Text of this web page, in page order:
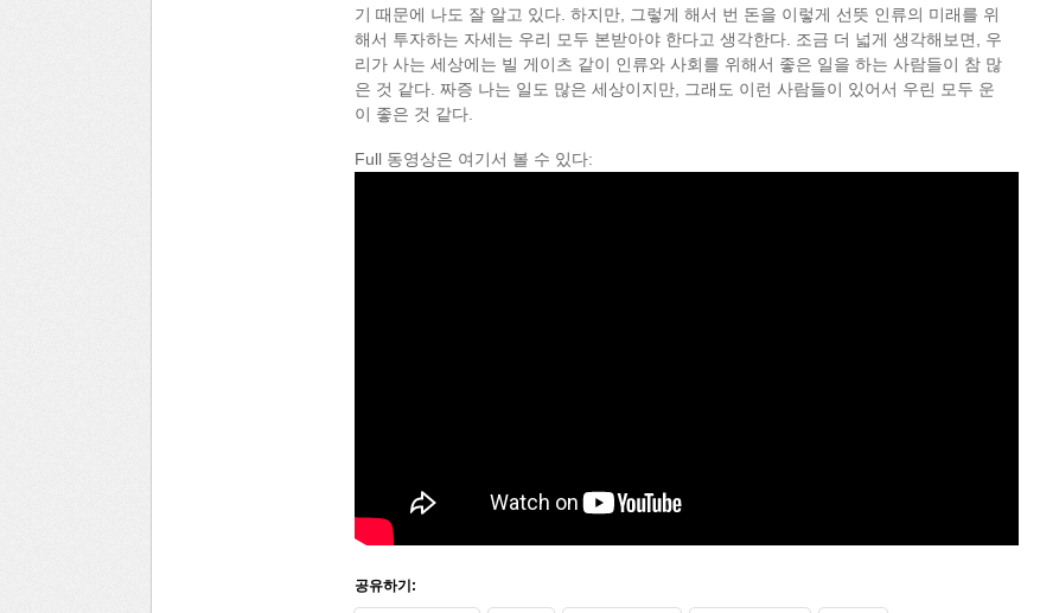
기 때문에 나도 잘 알고 있다. 하지만, 그렇게 해서 번 돈을 이렇게 선뜻 인류의 미래를 위
해서 투자하는 자세는 우리 모두 본받아야 한다고 생각한다. 조금 더 넓게 생각해보면, 우
리가 사는 세상에는 빌 게이츠 같이 인류와 사회를 위해서 좋은 일을 하는 사람들이 참 많
은 것 같다. 짜증 나는 일도 많은 세상이지만, 그래도 이런 사람들이 있어서 우린 모두 운
이 좋은 것 같다.
Full 동영상은 여기서 볼 수 있다:
공유하기: